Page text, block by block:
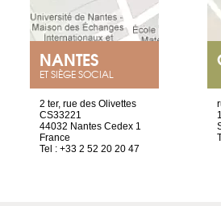
NANTES
ET SIÈGE SOCIAL
2 ter, rue des Olivettes
CS33221
44032 Nantes Cedex 1
France
Tel : +33 2 52 20 20 47